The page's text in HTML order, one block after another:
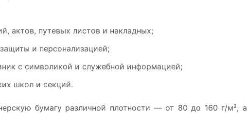
актов, путевых листов и накладных;
и персонализацией;
с символикой и служебной информацией;
школ и секций.
бумагу различной плотности — от 80 до 160 г/м², а